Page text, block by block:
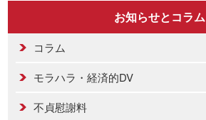
お知らせとコラム
コラム
モラハラ・経済的DV
不貞慰謝料